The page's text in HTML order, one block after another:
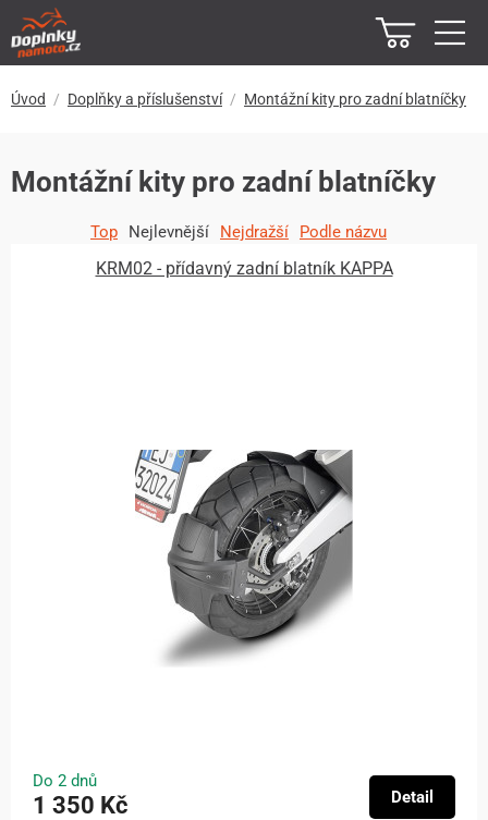
Úvod Doplňky a příslušenství Montážní kity pro zadní blatníčky
Montážní kity pro zadní blatníčky
Top Nejlevnější Nejdražší Podle názvu
KRM02 - přídavný zadní blatník KAPPA
Do 2 dnů
1 350 Kč Detail